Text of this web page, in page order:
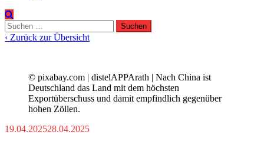
Suchen
nach:
‹ Zurück zur Übersicht
© pixabay.com | distelAPPArath | Nach China ist
Deutschland das Land mit dem höchsten
Exportüberschuss und damit empfindlich gegenüber
hohen Zöllen.
19.04.202528.04.2025